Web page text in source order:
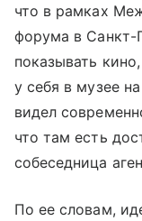
что в рамках
форума в Санкт-
показывать
у себя в музее
видел
что там есть
собеседница
По ее словам,